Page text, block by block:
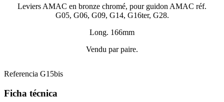
Leviers AMAC en bronze chromé, pour guidon AMAC réf.
G05, G06, G09, G14, G16ter, G28.
Long. 166mm
Vendu par paire.
Referencia G15bis
Ficha técnica